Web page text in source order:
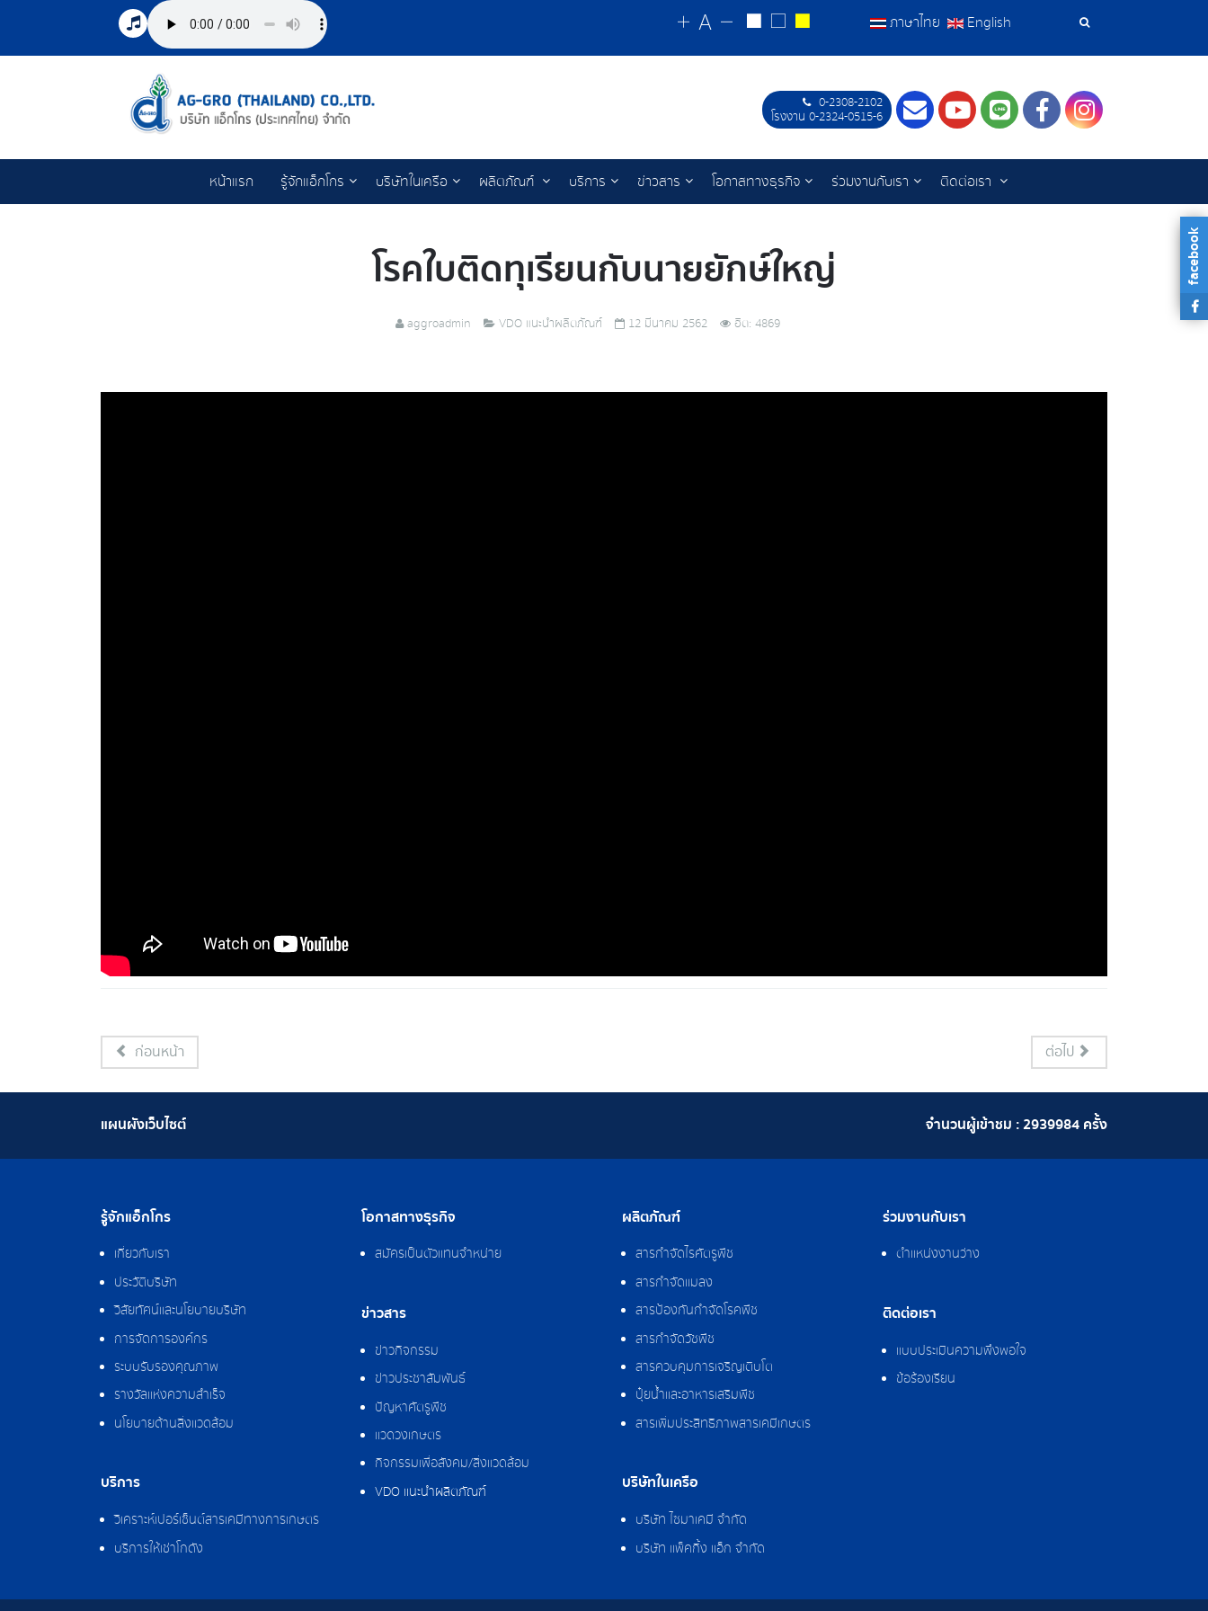
เครื่อง
ค้นหา
ภาษาไทย English
0-2308-2102
โรงงาน 0-2324-0515-6
ContactYoutube
LINEFacebookInstagram
หน้าแรก รู้จักแอ็กโกร บริษัทในเครือ ผลิตภัณฑ์ บริการ ข่าวสาร โอกาสทางธุรกิจ ร่วมงานกับเรา ติดต่อเรา
โรคใบติดทุเรียนกับนายยักษ์ใหญ่
aggroadmin VDO แนะนำผลิตภัณฑ์ 12 มีนาคม 2562 ฮิต: 4869
ก่อนหน้า ต่อไป
จำนวนผู้เข้าชม :2939984 ครั้ง
แผนผังเว็บไซต์
รู้จักแอ็กโกร
เกี่ยวกับเรา
ประวัติบริษัท
วิสัยทัศน์และนโยบายบริษัท
การจัดการองค์กร
ระบบรับรองคุณภาพ
รางวัลแห่งความสำเร็จ
นโยบายด้านสิ่งแวดล้อม
บริการ
วิเคราะห์เปอร์เซ็นต์สารเคมีทางการเกษตร
บริการให้เช่าโกดัง
โอกาสทางธุรกิจ
สมัครเป็นตัวแทนจำหน่าย
ข่าวสาร
ข่าวกิจกรรม
ข่าวประชาสัมพันธ์
ปัญหาศัตรูพืช
แวดวงเกษตร
กิจกรรมเพื่อสังคม/สิ่งแวดล้อม
VDO แนะนำผลิตภัณฑ์
ผลิตภัณฑ์
สารกำจัดไรศัตรูพืช
สารกำจัดแมลง
สารป้องกันกำจัดโรคพืช
สารกำจัดวัชพืช
สารควบคุมการเจริญเติบโต
ปุ๋ยน้ำและอาหารเสริมพืช
สารเพิ่มประสิทธิภาพสารเคมีเกษตร
บริษัทในเครือ
บริษัท ไซมาเคมี จำกัด
บริษัท แพ็คกิ้ง แอ็ก จำกัด
ร่วมงานกับเรา
ตำแหน่งงานว่าง
ติดต่อเรา
แบบประเมินความพึงพอใจ
ข้อร้องเรียน
facebook